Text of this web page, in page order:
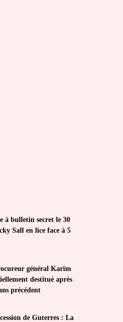
à bulletin secret le 30
Sall en lice face à 5
général Karim
destitué après
précédent
de Guterres : La